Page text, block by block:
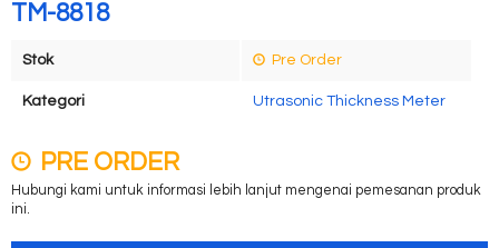
TM-8818
Stok Pre Order
Kategori Utrasonic Thickness Meter
PRE ORDER
Hubungi kami untuk informasi lebih lanjut mengenai pemesanan produk
ini.